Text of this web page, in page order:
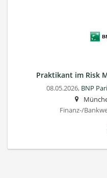
Praktikant im Risk
08.05.2026, BNP
Finanz-/